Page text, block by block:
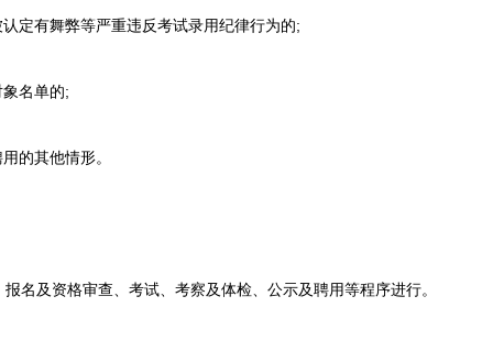
有舞弊等严重违反考试录用纪律行为的;
名单的;
其他情形。
及资格审查、考试、考察及体检、公示及聘用等程序进行。